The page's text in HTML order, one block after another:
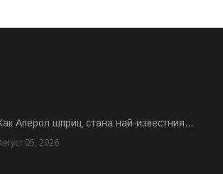
Аперол шприц стана най-известния...
05, 2026